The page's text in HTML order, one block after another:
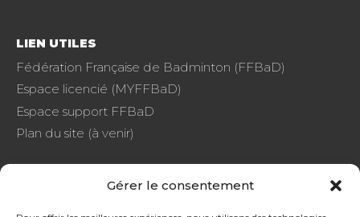
Gérer le consentement
LIEN UTILES
Fédération Française de Badminton (FFBaD)
Espace licencié (MYFFBaD)
Espace support FFBaD
Plan du site (à venir)